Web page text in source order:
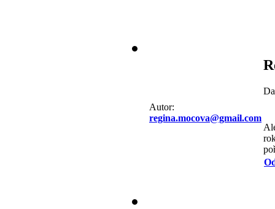
Autor:
regina.mocova@gmail.com